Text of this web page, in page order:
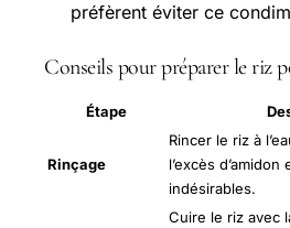
préfèrent éviter ce
Conseils pour préparer le riz
Étape
Rinçage
Rincer le riz à
l’excès
indésirables.
Cuire le riz avec